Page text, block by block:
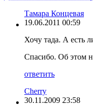
Тамара Концевая
19.06.2011 00:59
Хочу тада. А есть
Спасибо. Об этом
ответить
Cherry
30.11.2009 23:58